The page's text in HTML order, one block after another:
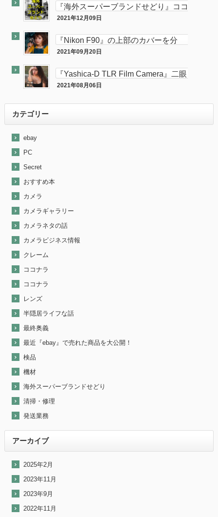
『海外スーパーブランドせどり』ココ
ナラに出品致しました。
2021年12月09日
『Nikon F90』の上部のカバーを分
解・修理してみた。
2021年09月20日
『Yashica-D TLR Film Camera』二眼
カメラが売れました。
2021年08月06日
カテゴリー
ebay
PC
Secret
おすすめ本
カメラ
カメラギャラリー
カメラネタの話
カメラビジネス情報
クレーム
ココナラ
ココナラ
レンズ
半隠居ライフな話
最終奥義
最近『ebay』で売れた商品を大公開！
検品
機材
海外スーパーブランドせどり
清掃・修理
発送業務
アーカイブ
2025年2月
2023年11月
2023年9月
2022年11月